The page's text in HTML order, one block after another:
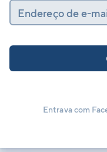
Endereço de e-
Entrava com